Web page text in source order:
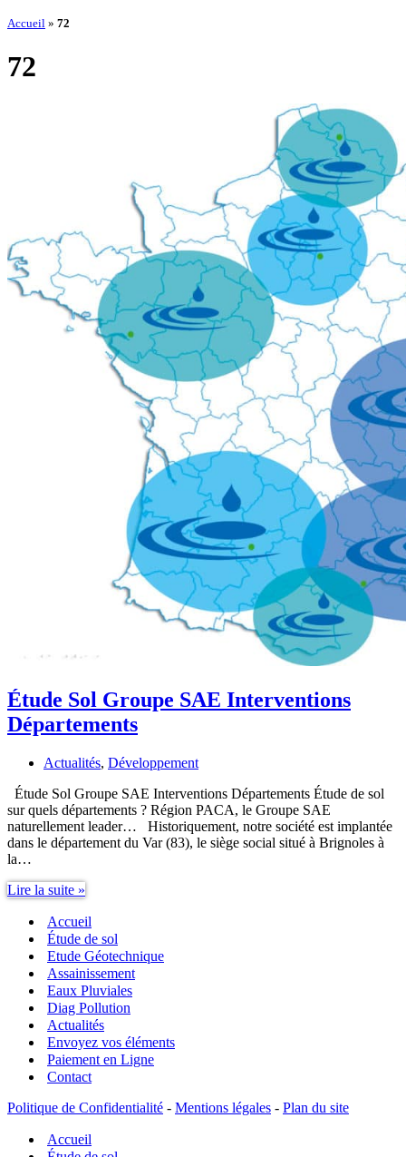
Accueil » 72
72
Étude Sol Groupe SAE Interventions
Départements
Actualités, Développement
Étude Sol Groupe SAE Interventions Départements Étude de sol
sur quels départements ? Région PACA, le Groupe SAE
naturellement leader… Historiquement, notre société est implantée
dans le département du Var (83), le siège social situé à Brignoles à
la…
Lire la suite »
Groupe
SAE
Interventions
Départements
Accueil
Étude de sol
Etude Géotechnique
Assainissement
Eaux Pluviales
Diag Pollution
Actualités
Envoyez vos éléments
Paiement en Ligne
Contact
Politique de Confidentialité - Mentions légales - Plan du site
Accueil